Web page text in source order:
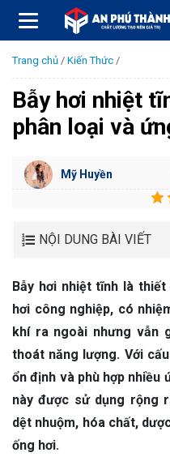
Trang chủ / Kiến Thức /
Bẫy hơi nhiệt
phân loại và
Mỹ Huyền
NỘI DUNG BÀI VIẾT
Bẫy hơi nhiệt tĩnh là
hơi công nghiệp, có
khí ra ngoài nhưng vẫn
thoát năng lượng. Với
ổn định và phù hợp nhiều
này được sử dụng rộng
dệt nhuộm, hóa chất,
ống hơi.